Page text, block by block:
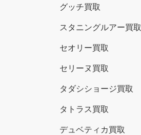
グッチ買取
スタニングルアー買取
セオリー買取
セリーヌ買取
タダシショージ買取
タトラス買取
デュベティカ買取